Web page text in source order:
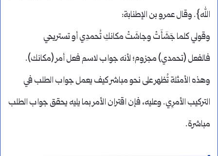
الله}. وقال عمرو بن الإطنابة:
وقولي كلما جَشَأَتْ وجاشَتْ مكانكِ تُحمدِي أو تستريحي
فالفعل (تحمدي) مجزوم؛ لأنه جواب لاسم فعل أمر (مكانك).
وهذه الأمثلة تُظهر على نحو مباشر كيف يعمل جواب الطلب في
التركيب الأمرِي. وعليه، فإن اقتران الأمر بما يليه يحقق جواب الطلب
مباشرة.